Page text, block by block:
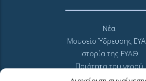
Νέα
Μουσείο Ύδρευσης
Ιστορία της ΕΥΑΘ
Ποιότητα του νερού
Πολιτική Απορρήτου